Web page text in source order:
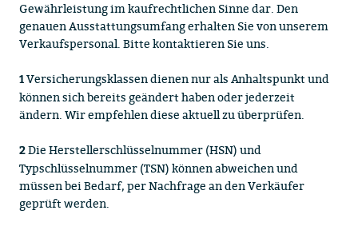
Gewährleistung im kaufrechtlichen Sinne dar. Den
genauen Ausstattungsumfang erhalten Sie von unserem
Verkaufspersonal. Bitte kontaktieren Sie uns.
1Versicherungsklassen dienen nur als Anhaltspunkt und
können sich bereits geändert haben oder jederzeit
ändern. Wir empfehlen diese aktuell zu überprüfen.
2Die Herstellerschlüsselnummer (HSN) und
Typschlüsselnummer (TSN) können abweichen und
müssen bei Bedarf, per Nachfrage an den Verkäufer
geprüft werden.